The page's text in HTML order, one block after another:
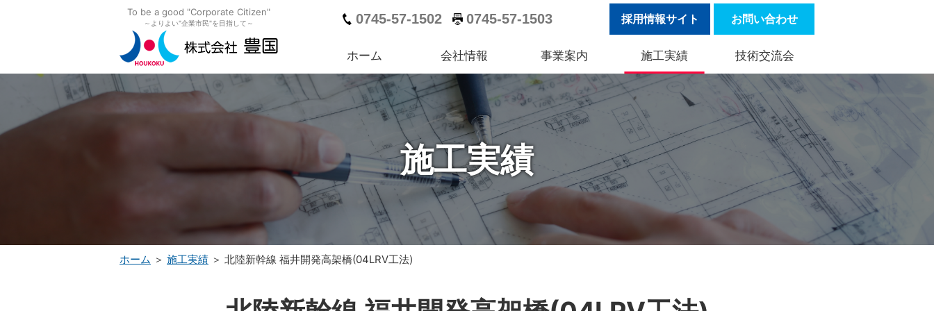
To be a good "Corporate Citizen"
～よりよい"企業市民"を目指して～ 0745-57-1502 0745-57-1503 採用情報サイト お問い合わせ
ホーム 会社情報 事業案内 施工実績 技術交流会
施工実績
ホーム ＞ 施工実績 ＞ 北陸新幹線 福井開発高架橋(04LRV工法)